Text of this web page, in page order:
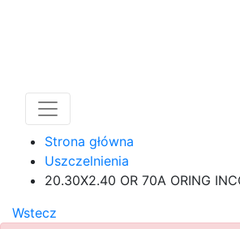
Strona główna
Uszczelnienia
20.30X2.40 OR 70A ORING
Wstecz